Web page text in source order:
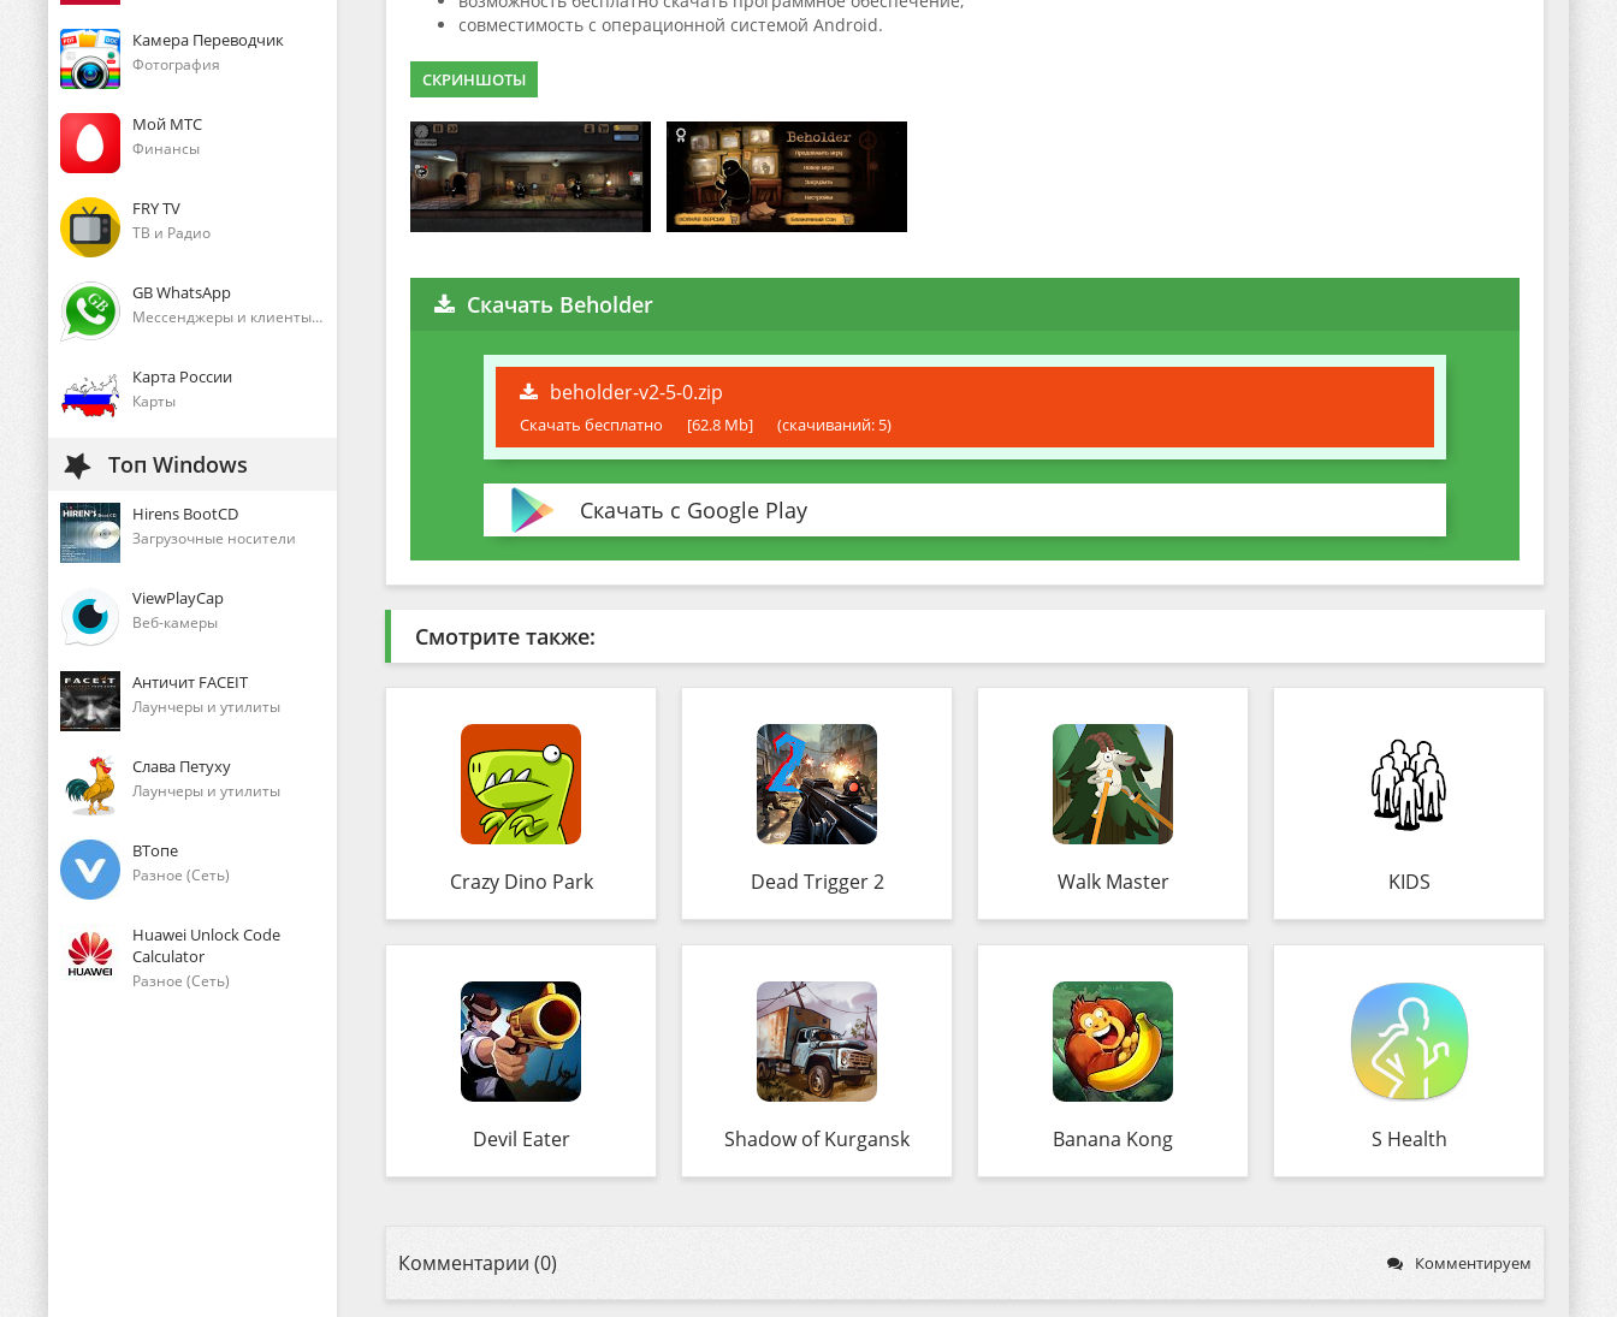
Камера Переводчик
Фотография
Мой МТС
Финансы
FRY TV
ТВ и Радио
GB WhatsApp
Мессенджеры и клиенты голосового общения
Карта России
Карты
Топ Windows
Hirens BootCD
Загрузочные носители
ViewPlayCap
Веб-камеры
Античит FACEIT
Лаунчеры и утилиты
Слава Петуху
Лаунчеры и утилиты
ВТопе
Разное (Сеть)
Huawei Unlock Code
Calculator
Разное (Сеть)
совместимость с операционной системой Аndroid.
СКРИНШОТЫ
Скачать Beholder
beholder-v2-5-0.zip
Скачать бесплатно [62.8 Mb] (cкачиваний: 5)
Скачать с Google Play
Смотрите также:
Crazy Dino Park Dead Trigger 2 Walk Master KIDS
Devil Eater Shadow of Kurgansk Banana Kong S Health
Комментарии (0) Комментируем